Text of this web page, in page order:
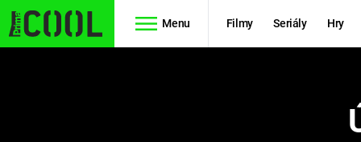
Menu Filmy Seriály Hry